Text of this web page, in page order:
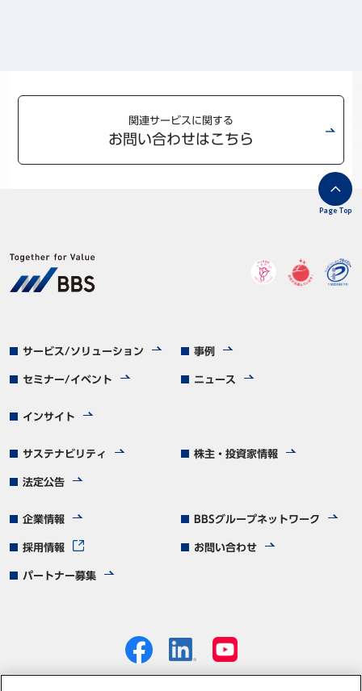
関連サービスに関する
お問い合わせはこちら
サービス/ソリューション 事例
セミナー/イベント ニュース
インサイト
サステナビリティ 株主・投資家情報
法定公告
企業情報 BBSグループネットワーク
採用情報 お問い合わせ
パートナー募集
Page Top